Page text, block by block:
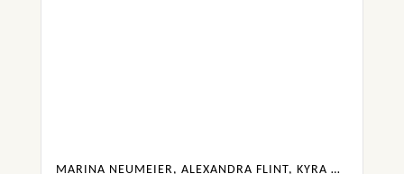
MARINA NEUMEIER, ALEXANDRA FLINT, KYRA GROH, GABRIELLA SANTOS DE LIMA, CAROLIN WAHL